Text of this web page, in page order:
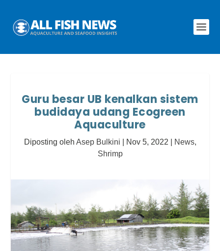
Guru besar UB kenalkan sistem
budidaya udang Ecogreen
Aquaculture
Diposting oleh Asep Bulkini Nov 5, 2022 News,
Shrimp